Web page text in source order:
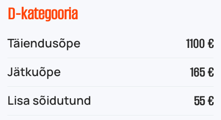
D-kategooria
Täiendusõpe 1100 €
Jätkuõpe 165 €
Lisa sõidutund 55 €